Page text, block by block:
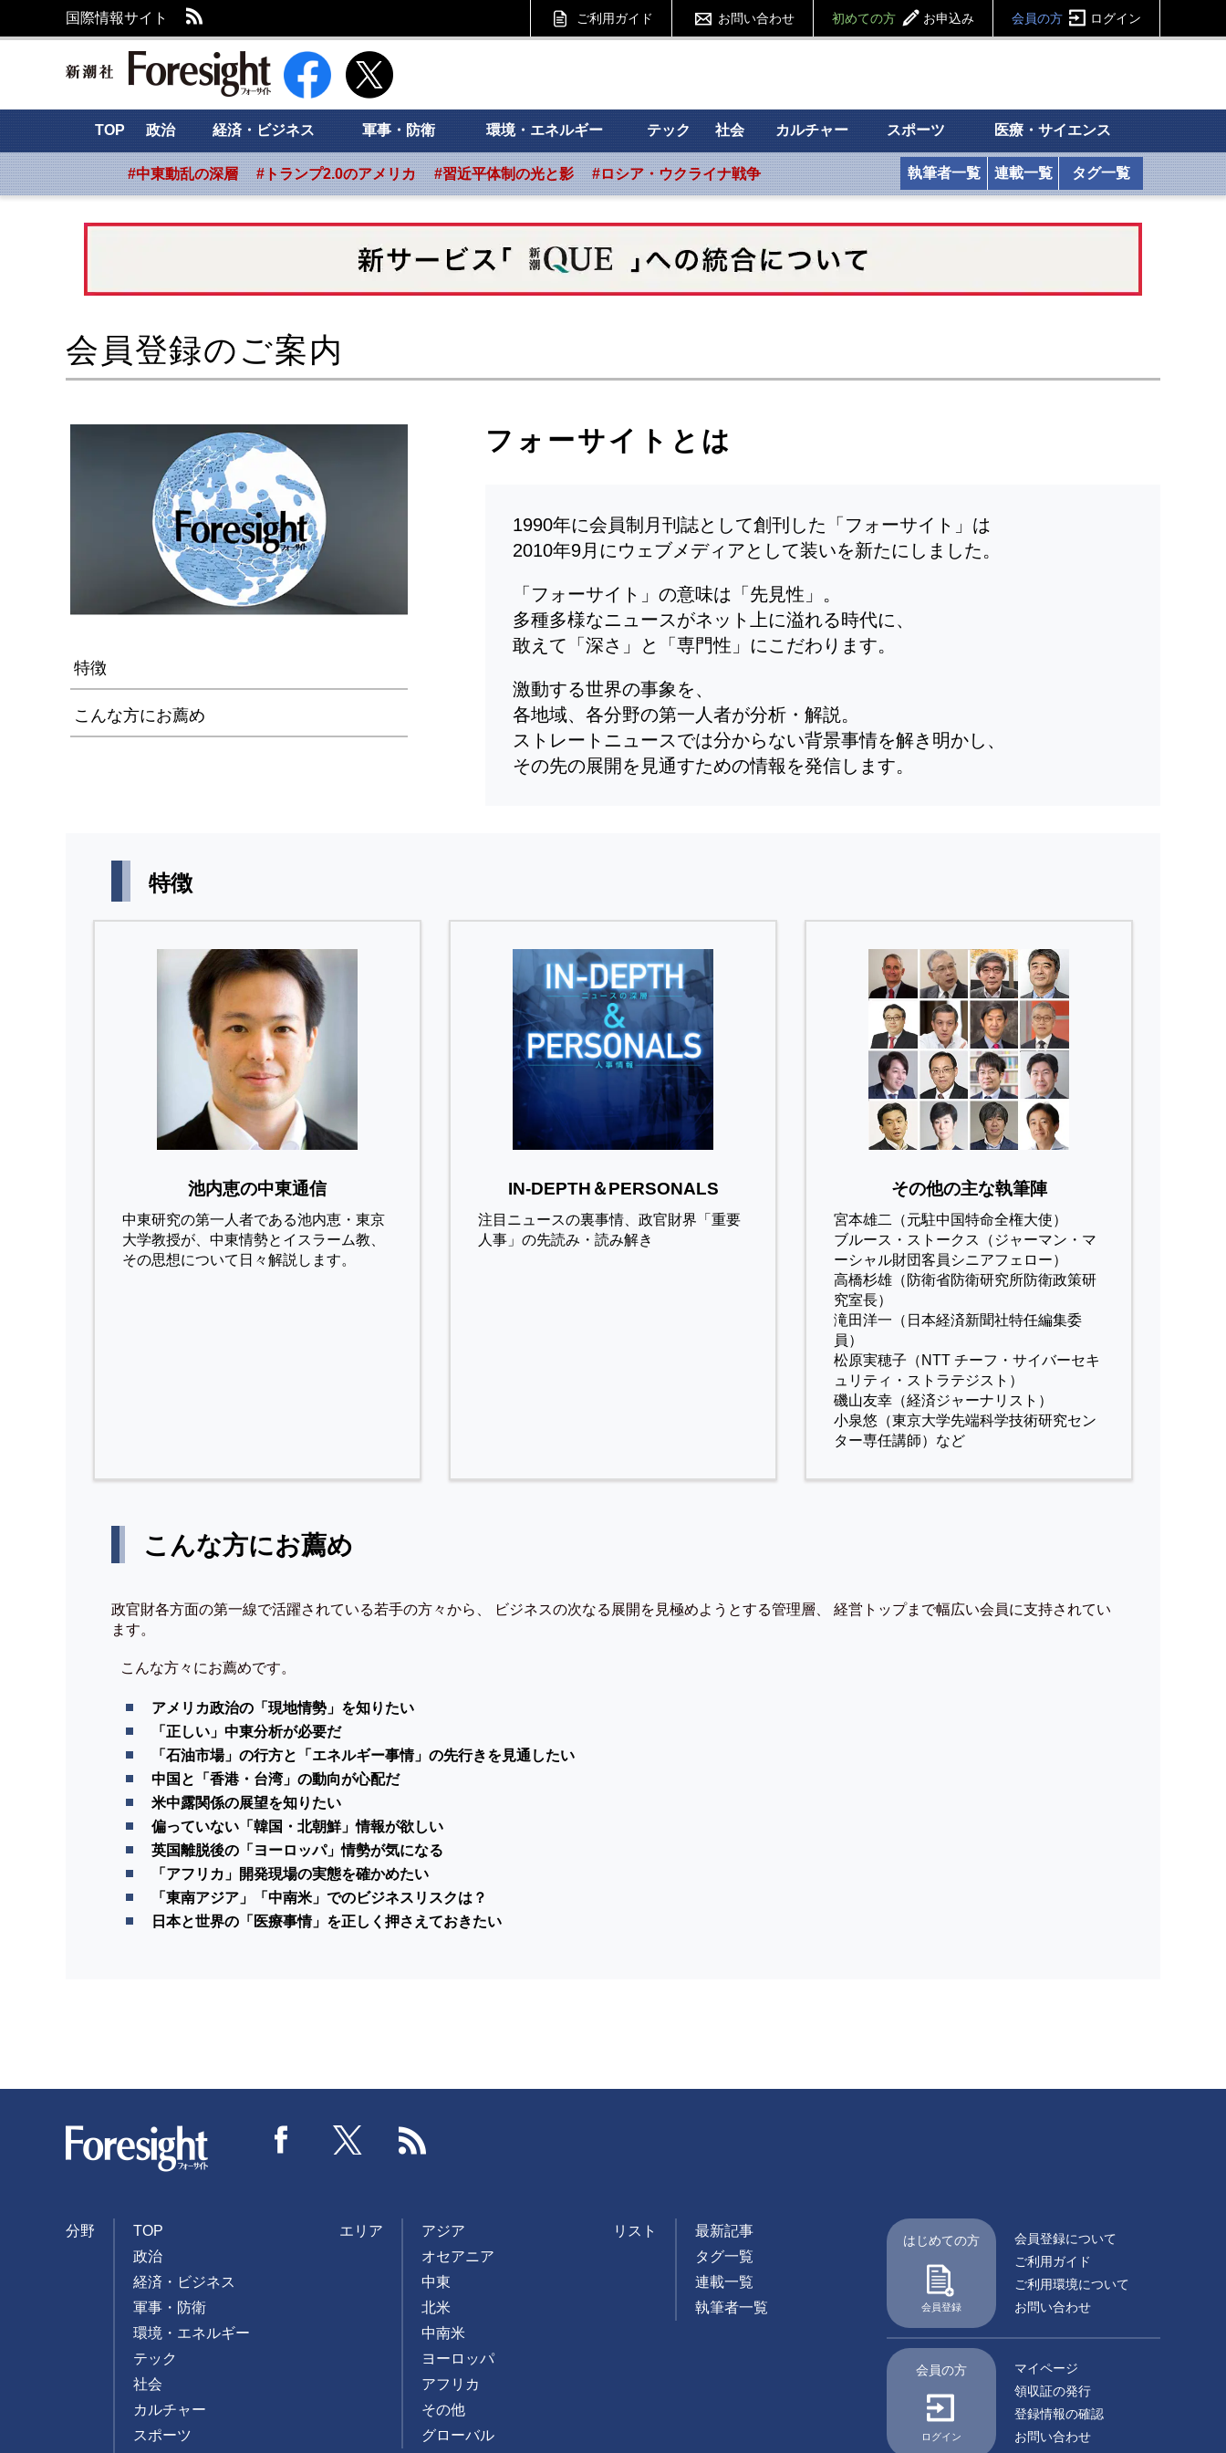
国際情報サイト ご利用ガイド お問い合わせ 初めての方 お申込み 会員の方 ログイン
新潮社 Foresight フォーサイト
TOP 政治 経済・ビジネス 軍事・防衛 環境・エネルギー テック 社会 カルチャー スポーツ 医療・サイエンス
#中東動乱の深層 #トランプ2.0のアメリカ #習近平体制の光と影 #ロシア・ウクライナ戦争 執筆者一覧 連載一覧 タグ一覧
会員登録のご案内
特徴
こんな方にお薦め
フォーサイトとは
1990年に会員制月刊誌として創刊した「フォーサイト」は
2010年9月にウェブメディアとして装いを新たにしました。
「フォーサイト」の意味は「先見性」。
多種多様なニュースがネット上に溢れる時代に、
敢えて「深さ」と「専門性」にこだわります。
激動する世界の事象を、
各地域、各分野の第一人者が分析・解説。
ストレートニュースでは分からない背景事情を解き明かし、
その先の展開を見通すための情報を発信します。
特徴
池内恵の中東通信
中東研究の第⼀⼈者である池内恵・東京
⼤学教授が、中東情勢とイスラーム教、
その思想について⽇々解説します。
IN-DEPTH＆PERSONALS
注目ニュースの裏事情、政官財界「重要
人事」の先読み・読み解き
その他の主な執筆陣
宮本雄二（元駐中国特命全権大使）
ブルース・ストークス（ジャーマン・マ
ーシャル財団客員シニアフェロー）
高橋杉雄（防衛省防衛研究所防衛政策研
究室長）
滝田洋一（日本経済新聞社特任編集委
員）
松原実穂子（NTT チーフ・サイバーセキ
ュリティ・ストラテジスト）
磯山友幸（経済ジャーナリスト）
小泉悠（東京大学先端科学技術研究セン
ター専任講師）など
こんな方にお薦め
政官財各方面の第一線で活躍されている若手の方々から、 ビジネスの次なる展開を見極めようとする管理層、 経営トップまで幅広い会員に支持されてい
ます。
こんな方々にお薦めです。
アメリカ政治の「現地情勢」を知りたい
「正しい」中東分析が必要だ
「石油市場」の行方と「エネルギー事情」の先行きを見通したい
中国と「香港・台湾」の動向が心配だ
米中露関係の展望を知りたい
偏っていない「韓国・北朝鮮」情報が欲しい
英国離脱後の「ヨーロッパ」情勢が気になる
「アフリカ」開発現場の実態を確かめたい
「東南アジア」「中南米」でのビジネスリスクは？
日本と世界の「医療事情」を正しく押さえておきたい
Facebook Twitter
分野
TOP
政治
経済・ビジネス
軍事・防衛
環境・エネルギー
テック
社会
カルチャー
スポーツ
エリア
アジア
オセアニア
中東
北米
中南米
ヨーロッパ
アフリカ
その他
グローバル
リスト
最新記事
タグ一覧
連載一覧
執筆者一覧
はじめての方
会員登録
会員登録について
ご利用ガイド
ご利用環境について
お問い合わせ
会員の方
ログイン
マイページ
領収証の発行
登録情報の確認
お問い合わせ